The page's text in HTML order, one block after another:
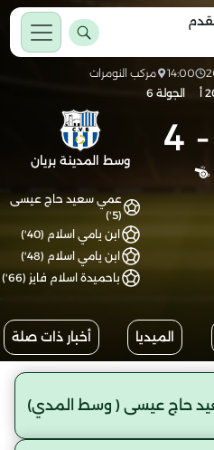
14:00
مركب النومرات
الجولة 6
-
4 وسط المدينة بريان
عمي سعيد حاج عيسى
(5')
ابن يامي اسلام (40')
ابن يامي اسلام (48')
باحميدة اسلام فايز (66')
الميديا أخبار ذات صلة
حاج عيسى ( وسط المدي)